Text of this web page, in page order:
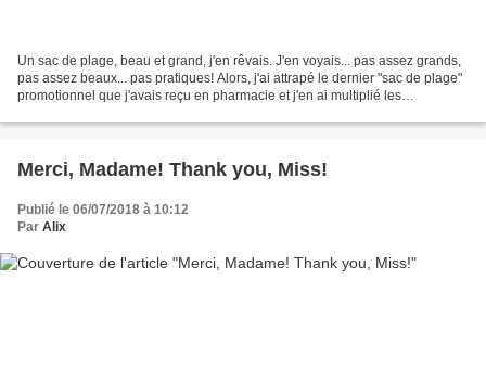
Un sac de plage, beau et grand, j'en rêvais. J'en voyais... pas assez grands,
pas assez beaux... pas pratiques! Alors, j'ai attrapé le dernier "sac de plage"
promotionnel que j'avais reçu en pharmacie et j'en ai multiplié les
Merci, Madame! Thank you, Miss!
Publié le 06/07/2018 à 10:12
Par Alix